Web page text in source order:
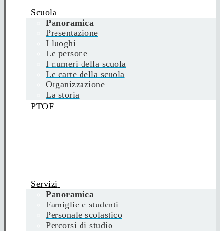
Scuola
Panoramica
Presentazione
I luoghi
Le persone
I numeri della scuola
Le carte della scuola
Organizzazione
La storia
PTOF
Servizi
Panoramica
Famiglie e studenti
Personale scolastico
Percorsi di studio